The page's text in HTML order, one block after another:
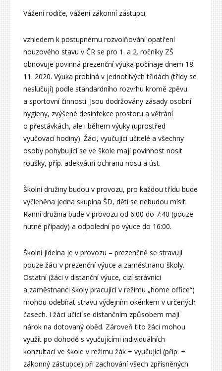
Vážení rodiče, vážení zákonní zástupci,
vzhledem k postupnému rozvolňování opatření
nouzového stavu v ČR se pro 1. a 2. ročníky ZŠ
obnovuje povinná prezenční výuka počínaje dnem 18.
11. 2020. Výuka probíhá v jednotlivých třídách (třídy se
neslučují) podle standardního rozvrhu kromě zpěvu
a sportovní činnosti. Jsou dodržovány zásady osobní
hygieny, zvýšené desinfekce prostoru a větrání
o přestávkách, ale i během výuky (uprostřed
vyučovací hodiny). Žáci, vyučující učitelé a všechny
osoby pohybující se ve škole mají povinnost nosit
roušky, příp. adekvátní ochranu nosu a úst.
Školní družiny budou v provozu, pro každou třídu bude
vyčleněna jedna skupina ŠD, děti se nebudou mísit.
Ranní družina bude v provozu od 6:00 do 7:40 (pouze
nutné případy) a odpolední po výuce do 16:00.
Školní jídelna je v provozu – prezenčně se stravují
pouze žáci v prezenční výuce a zaměstnanci školy.
Ostatní (žáci v distanční výuce, cizí strávníci
a zaměstnanci školy pracující v režimu „home office“)
mohou odebírat stravu výdejním okénkem v určených
časech. I žáci učící se distančním způsobem mají
nárok na dotovaný oběd. Zároveň tito žáci mohou
využít po dohodě s vyučujícími individuálních
konzultací ve škole v režimu žák + vyučující (přip. +
zákonný zástupce) při zachování všech zpřísněných